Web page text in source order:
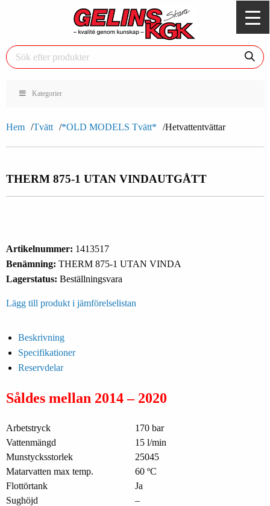
Kategorier
Hem Tvätt *OLD MODELS Tvätt* Hetvattentvättar
THERM 875-1 UTAN VINDAUTGÅTT
Artikelnummer: 1413517
Benämning: THERM 875-1 UTAN VINDA
Lagerstatus: Beställningsvara
Lägg till produkt i jämförelselistan
Beskrivning
Specifikationer
Reservdelar
Såldes mellan 2014 – 2020
Arbetstryck
170 bar
Vattenmängd
15 l/min
Munstycksstorlek
25045
Matarvatten max temp.
60 ºC
Flottörtank
Ja
Sughöjd
–